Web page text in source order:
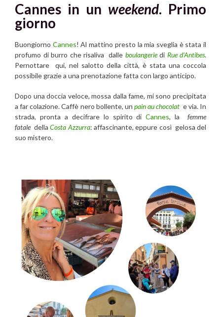
Cannes in un weekend. Primo
giorno
Buongiorno Cannes! Al mattino presto la mia sveglia è stata il
profumo di burro che risaliva dalle boulangeriedi Rue d’Antibes.
Pernottare qui, nel salotto della città, è stata una coccola
possibile grazie a una prenotazione fatta con largo anticipo.
Dopo una doccia veloce, mossa dalla fame, mi sono precipitata
a far colazione. Caffè nero bollente, unpain au chocolat e via. In
strada, pronta a decifrare lo spirito diCannes, lafemme
fatale dellaCosta Azzurra: affascinante, eppure così gelosa del
suo mistero.